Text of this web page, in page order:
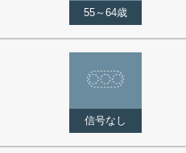
55～64歳
信号なし